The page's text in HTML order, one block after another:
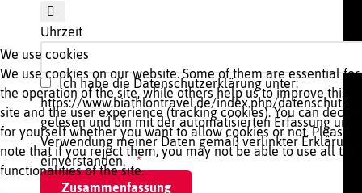
Uhrzeit
Ich habe die Datenschutzerklärung unter:
https://www.biathlontravel.de/index.php/
gelesen und bin mit der automatisierten Erfassung und
Verwendung meiner Daten gemäß verlinkter Erklärung
einverstanden.
We use cookies
We use cookies on our website. Some of them are essential for
the operation of the site, while others help us to improve this
site and the user experience (tracking cookies). You can decide
for yourself whether you want to allow cookies or not. Please
note that if you reject them, you may not be able to use all the
functionalities of the site.